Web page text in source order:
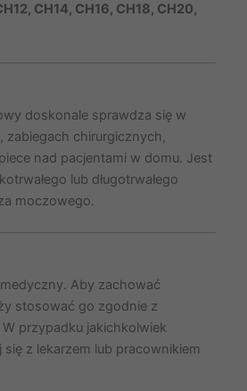
CH14, CH16, CH18, CH20,
doskonale sprawdza się w
zabiegach chirurgicznych,
nad pacjentami w domu. Jest
lub długotrwałego
moczowego.
Aby zachować
stosować go zgodnie z
przypadku jakichkolwiek
z lekarzem lub pracownikiem